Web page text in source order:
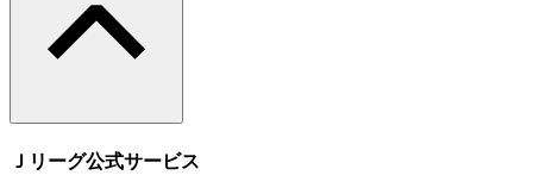
Ｊリーグ公式サービス